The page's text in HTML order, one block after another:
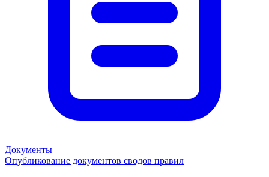
Документы
Опубликование документов сводов правил